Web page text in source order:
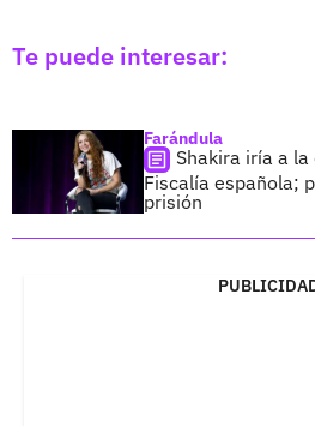
Te puede interesar:
Farándula
Shakira iría a
Fiscalía española;
prisión